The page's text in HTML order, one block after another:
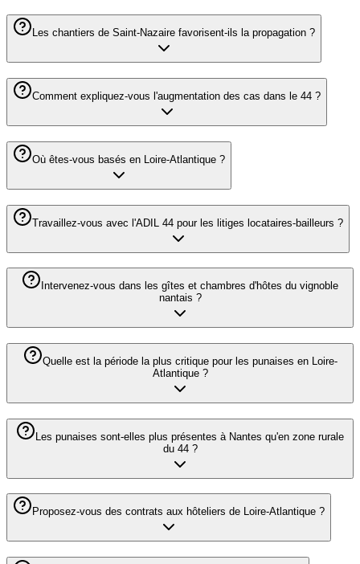
Les chantiers de Saint-Nazaire favorisent-ils la propagation ?
Comment expliquez-vous l'augmentation des cas dans le 44 ?
Où êtes-vous basés en Loire-Atlantique ?
Travaillez-vous avec l'ADIL 44 pour les litiges locataires-bailleurs ?
Intervenez-vous dans les gîtes et chambres d'hôtes du vignoble
nantais ?
Quelle est la période la plus critique pour les punaises en Loire-
Atlantique ?
Les punaises sont-elles plus présentes à Nantes qu'en zone rurale
du 44 ?
Proposez-vous des contrats aux hôteliers de Loire-Atlantique ?